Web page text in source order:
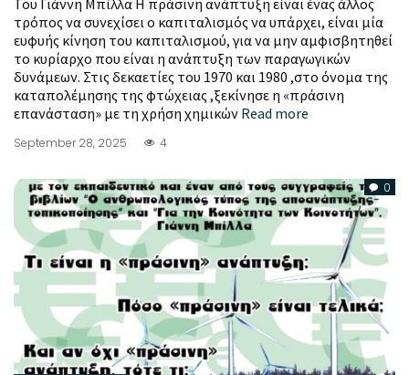
Του Γιάννη Μπίλλα Η πράσινη ανάπτυξη είναι ένας άλλος
τρόπος να συνεχίσει ο καπιταλισμός να υπάρχει, είναι μία
ευφυής κίνηση του καπιταλισμού, για να μην αμφισβητηθεί
το κυρίαρχο που είναι η ανάπτυξη των παραγωγικών
δυνάμεων. Στις δεκαετίες του 1970 και 1980 ,στο όνομα της
καταπολέμησης της φτώχειας ,ξεκίνησε η «πράσινη
επανάσταση» με τη χρήση χημικών Read more
September 28, 2025 4
0